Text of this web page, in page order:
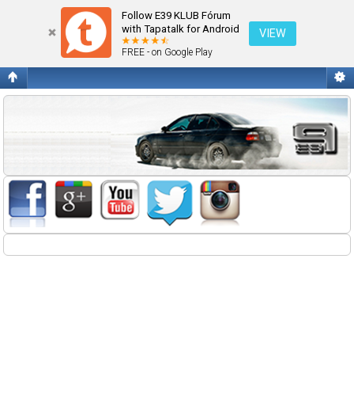
Follow E39 KLUB Fórum
with Tapatalk for Android
FREE - on Google Play
VIEW
Fórum kezdőlap megtekintése